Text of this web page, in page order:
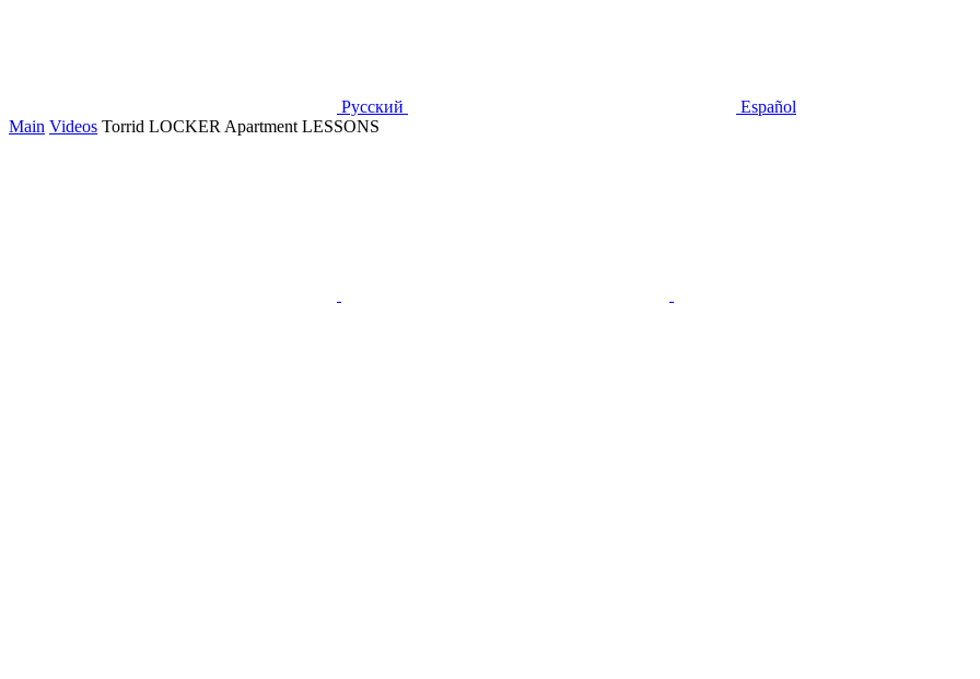
Русский
Español
Main Videos Torrid LOCKER Apartment LESSONS